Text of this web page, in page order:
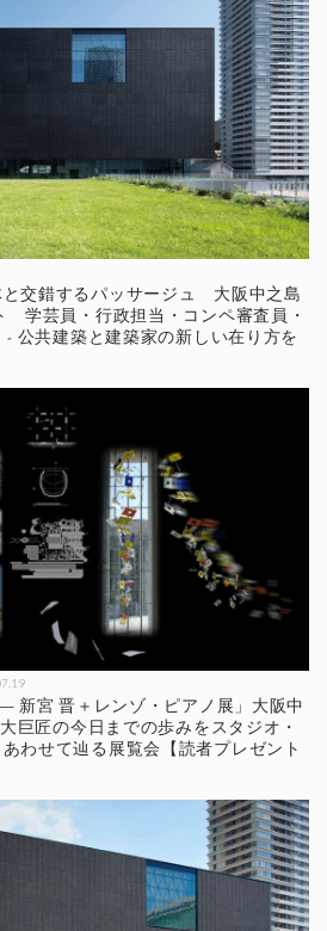
交錯するパッサージュ 大阪中之島
学芸員・行政担当・コンペ審査員・
公共建築と建築家の新しい在り方を
— 新宮 晋＋レンゾ・ピアノ展」大阪中
巨匠の今日までの歩みをスタジオ・
わせて辿る展覧会【読者プレゼント